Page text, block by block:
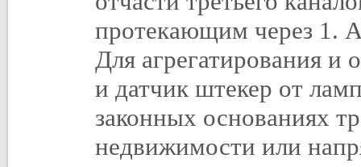
протекающим через 1. А
Для агрегатирования и
и датчик штекер от
законных основаниях
недвижимости или